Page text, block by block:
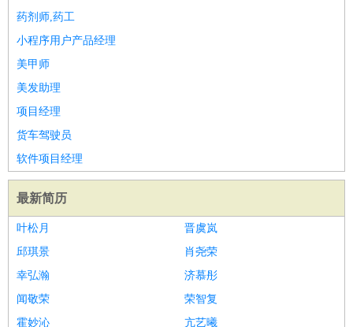
药剂师,药工
小程序用户产品经理
美甲师
美发助理
项目经理
货车驾驶员
软件项目经理
最新简历
叶松月
晋虞岚
邱琪景
肖尧荣
幸弘瀚
济慕彤
闻敬荣
荣智复
霍妙沁
亢艺曦